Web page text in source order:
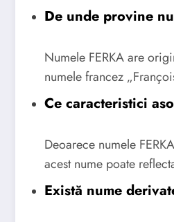
De unde provine
Numele FERKA are
numele francez
Ce caracteristici
Deoarece numele
acest nume poate
Există nume